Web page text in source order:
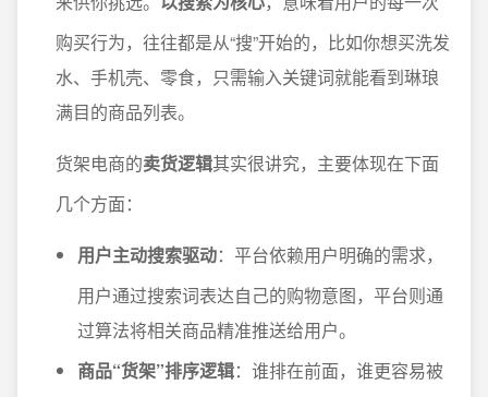
购买行为，往往都是从“搜”开始的，比如你想买洗发
水、手机壳、零食，只需输入关键词就能看到琳琅
满目的商品列表。
货架电商的卖货逻辑其实很讲究，主要体现在下面
几个方面：
用户主动搜索驱动：平台依赖用户明确的需求，
用户通过搜索词表达自己的购物意图，平台则通
过算法将相关商品精准推送给用户。
商品“货架”排序逻辑：谁排在前面，谁更容易被